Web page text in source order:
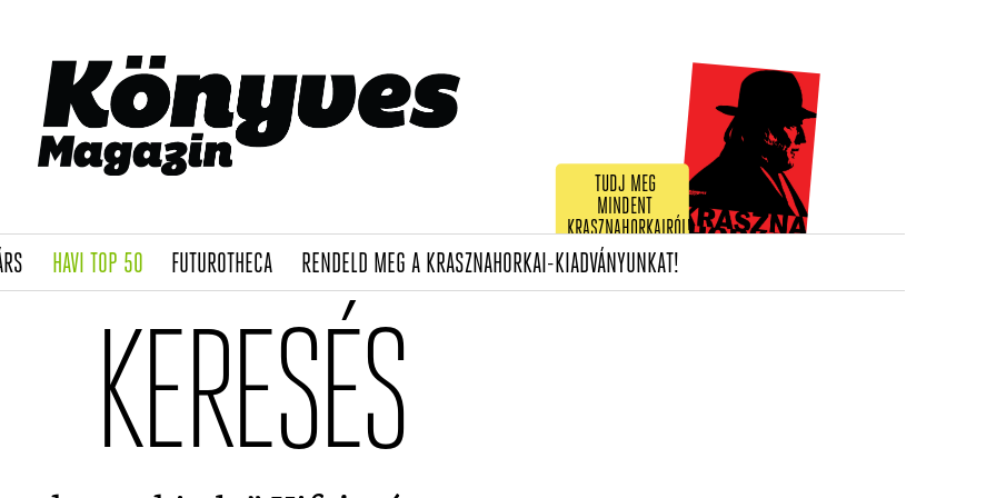
TUDJ MEG
MINDENT
KRASZNAHORKAIRÓL!
(CURRENT)
HAVI TOP 50(CURRENT)
FUTUROTHECA(CURRENT)
RENDELD MEG A KRASZNAHORKAI-KIADVÁNYUNKAT!(CURRENT)
KERESÉS